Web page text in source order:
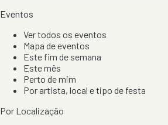
Eventos
Ver todos os eventos
Mapa de eventos
Este fim de semana
Este mês
Perto de mim
Por artista, local e tipo de festa
Por Localização